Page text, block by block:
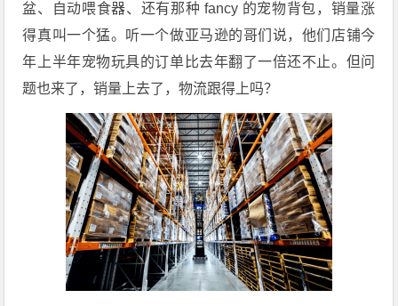
盆、自动喂食器、还有那种 fancy 的宠物背包，销量涨
得真叫一个猛。听一个做亚马逊的哥们说，他们店铺今
年上半年宠物玩具的订单比去年翻了一倍还不止。但问
题也来了，销量上去了，物流跟得上吗？